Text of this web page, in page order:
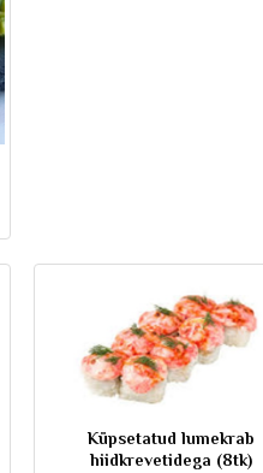
Küpsetatud lumekrab
hiidkrevetidega (8tk)